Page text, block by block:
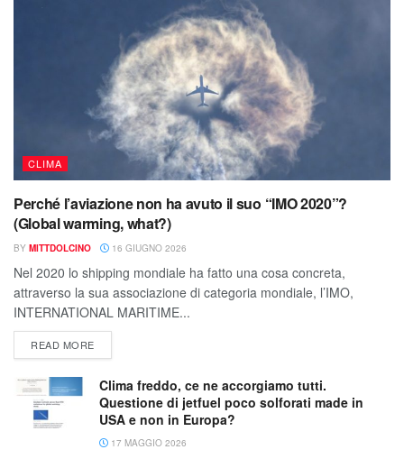
CLIMA
Perché l’aviazione non ha avuto il suo “IMO 2020”?
(Global warming, what?)
BY MITTDOLCINO 16 GIUGNO 2026
Nel 2020 lo shipping mondiale ha fatto una cosa concreta,
attraverso la sua associazione di categoria mondiale, l’IMO,
INTERNATIONAL MARITIME...
READ MORE
Clima freddo, ce ne accorgiamo tutti.
Questione di jetfuel poco solforati made in
USA e non in Europa?
17 MAGGIO 2026